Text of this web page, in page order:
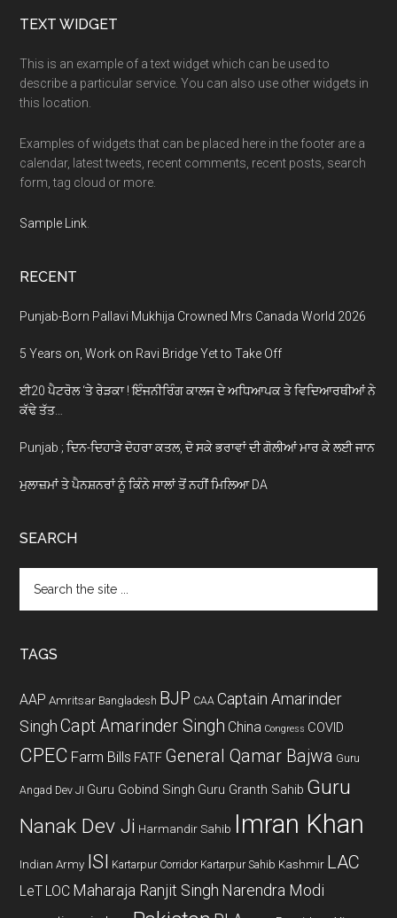
Footer
TEXT WIDGET
This is an example of a text widget which can be used to
describe a particular service. You can also use other widgets in
this location.
Examples of widgets that can be placed here in the footer are a
calendar, latest tweets, recent comments, recent posts, search
form, tag cloud or more.
Sample Link.
RECENT
Punjab-Born Pallavi Mukhija Crowned Mrs Canada World 2026
5 Years on, Work on Ravi Bridge Yet to Take Off
ਈ20 ਪੈਟਰੋਲ ‘ਤੇ ਰੇੜਕਾ ! ਇੰਜਨੀਰਿੰਗ ਕਾਲਜ ਦੇ ਅਧਿਆਪਕ ਤੇ ਵਿਦਿਆਰਥੀਆਂ ਨੇ
ਕੱਢੇ ਤੱਤ…
Punjab ; ਦਿਨ-ਦਿਹਾੜੇ ਦੋਹਰਾ ਕਤਲ, ਦੋ ਸਕੇ ਭਰਾਵਾਂ ਦੀ ਗੋਲੀਆਂ ਮਾਰ ਕੇ ਲਈ ਜਾਨ
ਮੁਲਾਜ਼ਮਾਂ ਤੇ ਪੈਨਸ਼ਨਰਾਂ ਨੂੰ ਕਿੰਨੇ ਸਾਲਾਂ ਤੋਂ ਨਹੀਂ ਮਿਲਿਆ DA
SEARCH
the
TAGS
AAP Amritsar Bangladesh BJP CAA Captain Amarinder
Singh Capt Amarinder Singh China Congress COVID
CPEC Farm Bills FATF General Qamar Bajwa Guru
Angad Dev JI Guru Gobind Singh Guru Granth Sahib Guru
Nanak Dev Ji Harmandir Sahib Imran Khan
Indian Army ISI Kartarpur Corridor Kartarpur Sahib Kashmir LAC
LeT LOC Maharaja Ranjit Singh Narendra Modi